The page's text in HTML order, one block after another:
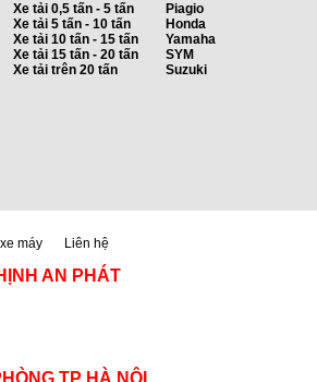
Xe tải 0,5 tấn - 5 tấn
Xe tải 5 tấn - 10 tấn
Xe tải 10 tấn - 15 tấn
Xe tải 15 tấn - 20 tấn
Xe tải trên 20 tấn
Piagio
Honda
Yamaha
SYM
Suzuki
máy Liên hệ
AN PHÁT
TP HÀ NỘI